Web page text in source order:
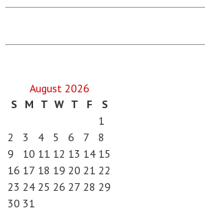
August 2026
S
M T W T F
S
1
2
3 4 5 6 7
8
9
10 11 12 13 14 15
16 17 18 19 20 21 22
23 24 25 26 27 28 29
30 31